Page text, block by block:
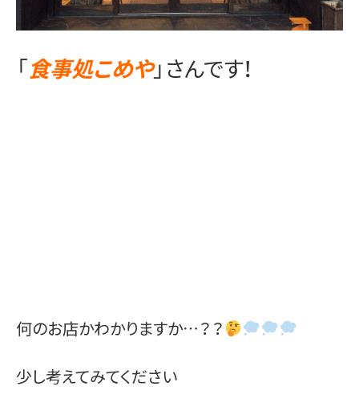
「食事処こめや」さんです！
何のお店かわかりますか…？？
少し考えてみてください